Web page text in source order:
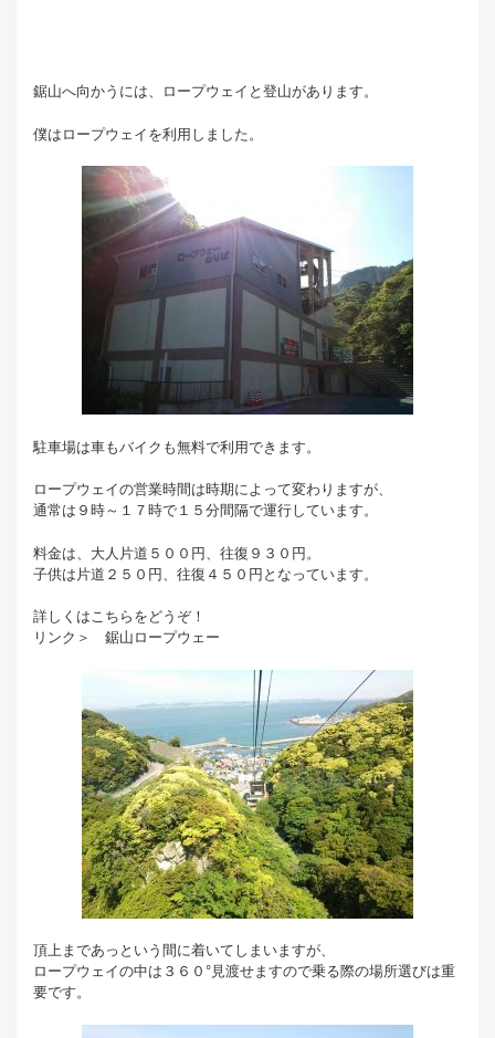
鋸山へ向かうには、ロープウェイと登山があります。
僕はロープウェイを利用しました。
駐車場は車もバイクも無料で利用できます。
ロープウェイの営業時間は時期によって変わりますが、
通常は９時～１７時で１５分間隔で運行しています。
料金は、大人片道５００円、往復９３０円。
子供は片道２５０円、往復４５０円となっています。
詳しくはこちらをどうぞ！
リンク＞ 鋸山ロープウェー
頂上まであっという間に着いてしまいますが、
ロープウェイの中は３６０°見渡せますので乗る際の場所選びは重
要です。